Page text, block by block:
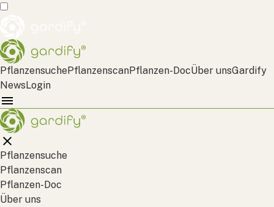
PflanzensuchePflanzenscanPflanzen-DocÜber unsGardify
NewsLogin
Pflanzensuche
Pflanzenscan
Pflanzen-Doc
Über uns